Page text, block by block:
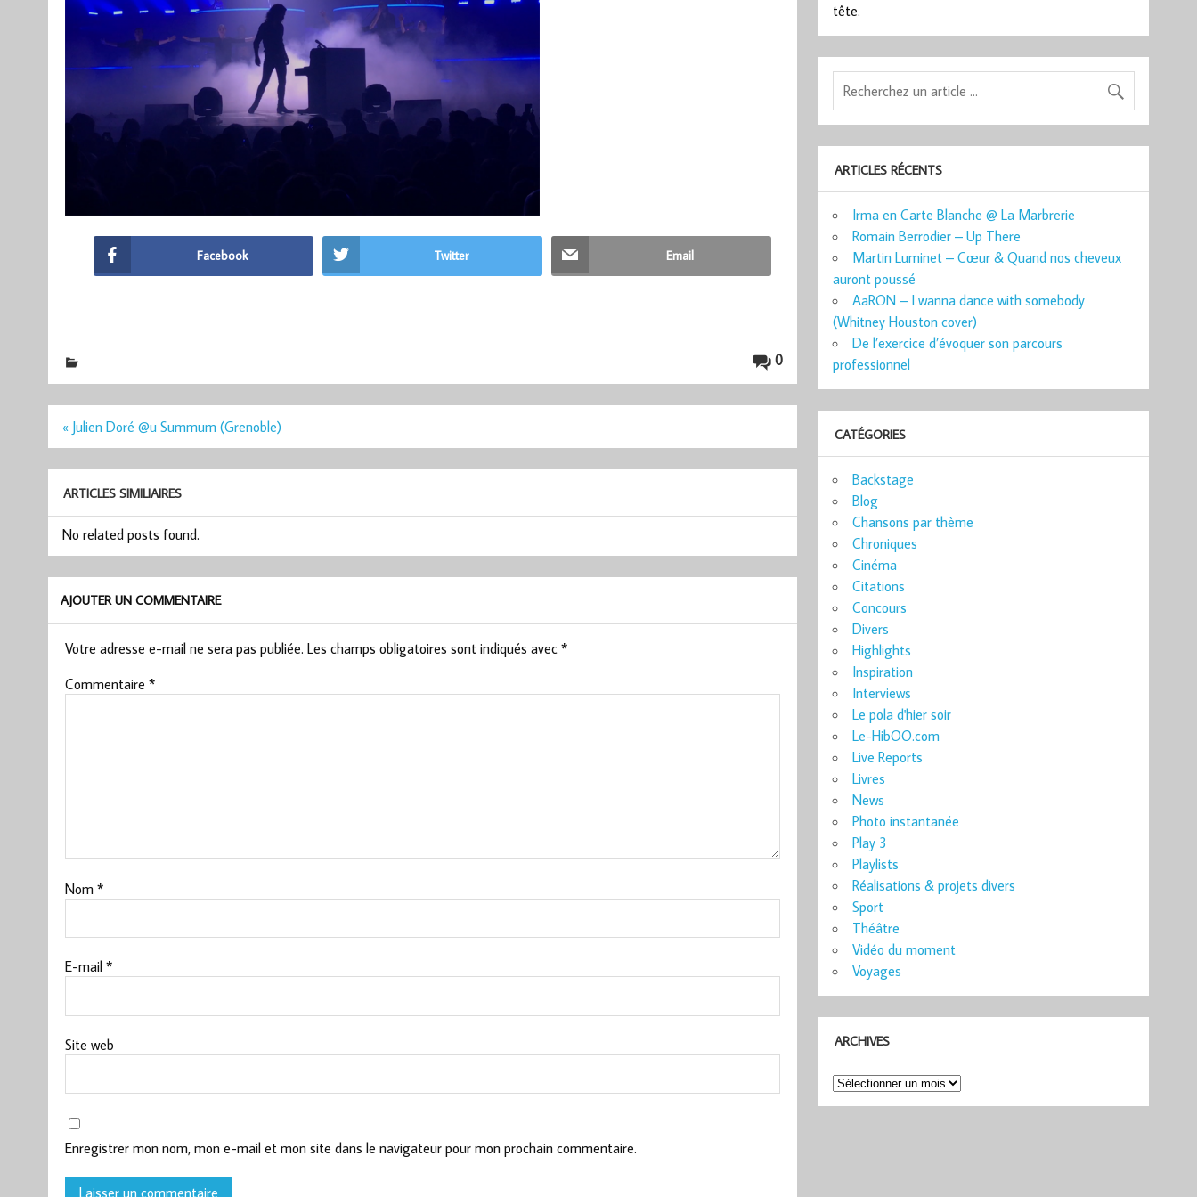
Facebook Twitter Email
0
Navigation
de
« Julien Doré @u Summum (Grenoble)
ARTICLES SIMILIAIRES
No related posts found.
AJOUTER UN COMMENTAIRE
Votre adresse e-mail ne sera pas publiée. Les champs obligatoires sont indiqués avec *
Commentaire *
Nom *
E-mail *
Site web
Enregistrer mon nom, mon e-mail et mon site dans le navigateur pour mon prochain commentaire.
tête.
ARTICLES RÉCENTS
Irma en Carte Blanche @ La Marbrerie
Romain Berrodier – Up There
Martin Luminet – Cœur & Quand nos cheveux
auront poussé
AaRON – I wanna dance with somebody
(Whitney Houston cover)
De l’exercice d’évoquer son parcours
professionnel
CATÉGORIES
Backstage
Blog
Chansons par thème
Chroniques
Cinéma
Citations
Concours
Divers
Highlights
Inspiration
Interviews
Le pola d'hier soir
Le-HibOO.com
Live Reports
Livres
News
Photo instantanée
Play 3
Playlists
Réalisations & projets divers
Sport
Théâtre
Vidéo du moment
Voyages
ARCHIVES
Archives